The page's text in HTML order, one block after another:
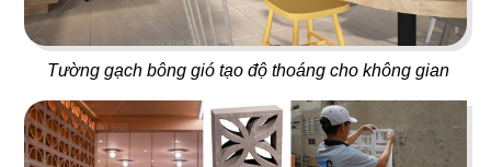
Tường gạch bông gió tạo độ thoáng cho không gian
61
KANOUAN KATSU
Nhà hàng Mì Soba
62
VIETNAM HOUSE
Nhà hàng Việt